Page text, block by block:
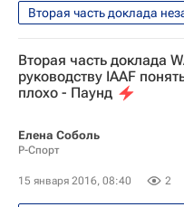
Легкая атлетика
IAAF
Ричард Паунд
Вторая часть доклада
руководству IAAF
плохо - Паунд
Елена Соболь
Р-Спорт
15 января 2016, 08:40 2